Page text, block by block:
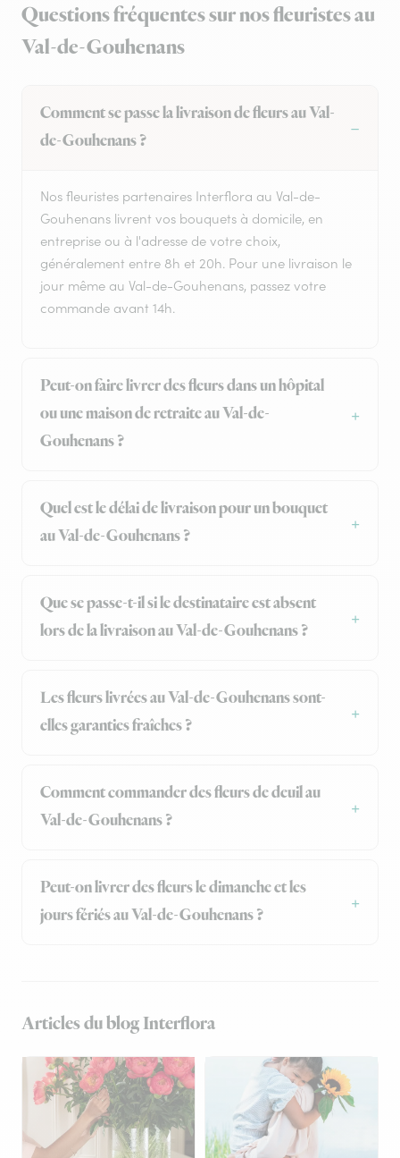
Questions fréquentes sur nos fleuristes au
Val-de-Gouhenans
Comment se passe la livraison de fleurs au Val-
de-Gouhenans ?
Nos fleuristes partenaires Interflora au Val-de-
Gouhenans livrent vos bouquets à domicile, en
entreprise ou à l'adresse de votre choix,
généralement entre 8h et 20h. Pour une livraison le
jour même au Val-de-Gouhenans, passez votre
commande avant 14h.
Peut-on faire livrer des fleurs dans un hôpital
ou une maison de retraite au Val-de-
Gouhenans ?
Quel est le délai de livraison pour un bouquet
au Val-de-Gouhenans ?
Que se passe-t-il si le destinataire est absent
lors de la livraison au Val-de-Gouhenans ?
Les fleurs livrées au Val-de-Gouhenans sont-
elles garanties fraîches ?
Comment commander des fleurs de deuil au
Val-de-Gouhenans ?
Peut-on livrer des fleurs le dimanche et les
jours fériés au Val-de-Gouhenans ?
Articles du blog Interflora